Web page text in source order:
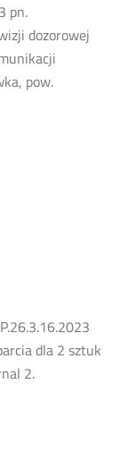
pn.
dozorowej
pow.
dla 2 sztuk
2.